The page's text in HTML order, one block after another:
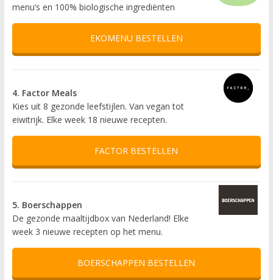
menu’s en 100% biologische ingrediënten
EKOMENU BESTELLEN
4. Factor Meals
Kies uit 8 gezonde leefstijlen. Van vegan tot
eiwitrijk. Elke week 18 nieuwe recepten.
FACTOR BESTELLEN
5. Boerschappen
De gezonde maaltijdbox van Nederland! Elke
week 3 nieuwe recepten op het menu.
BOERSCHAPPEN BESTELLEN